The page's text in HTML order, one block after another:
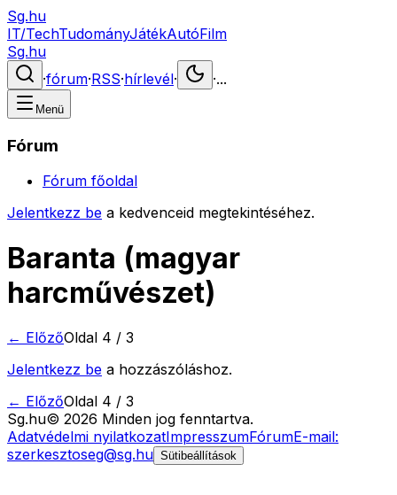
Sg.hu
IT/TechTudományJátékAutóFilm
Sg.hu
·fórum·RSS·hírlevél· ·...
Menü
Fórum
Fórum főoldal
Jelentkezz be a kedvenceid megtekintéséhez.
Baranta (magyar
harcművészet)
← ElőzőOldal 4 / 3
Jelentkezz be a hozzászóláshoz.
← ElőzőOldal 4 / 3
Sg.hu© 2026 Minden jog fenntartva.
Adatvédelmi nyilatkozatImpresszumFórumE-mail:
szerkesztoseg@sg.hu Sütibeállítások